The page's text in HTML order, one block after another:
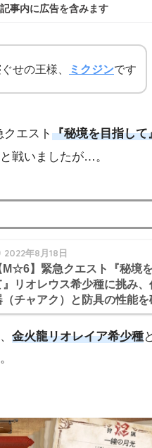
記事内に広告を含みます
せの王様、 ミクジンです
エスト 『秘境を目指して
戦いましたが…。
2022年8月18日
M☆6】緊急クエスト『秘境
』リオレウス希少種に挑み、
（チャアク）と防具の性能を
MHライズ：サンブレイク日
金火龍リオレイア希少種